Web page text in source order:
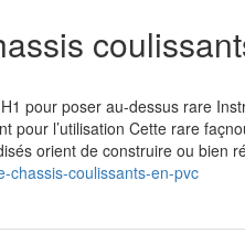
pour poser au-dessus rare
pour l’utilisation Cette rare
orient de construire ou bien
chassis-coulissants-en-pvc